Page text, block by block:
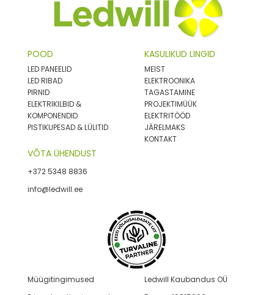
POOD
LED PANEELID
LED RIBAD
PIRNID
ELEKTRIKILBID &
KOMPONENDID
PISTIKUPESAD & LÜLITID
KASULIKUD LINGID
MEIST
ELEKTROONIKA
TAGASTAMINE
PROJEKTIMÜÜK
ELEKTRITÖÖD
JÄRELMAKS
KONTAKT
VÕTA ÜHENDUST
+372 5348 8836
info@ledwill.ee
Müügitingimused
Ledwill Kaubandus OÜ